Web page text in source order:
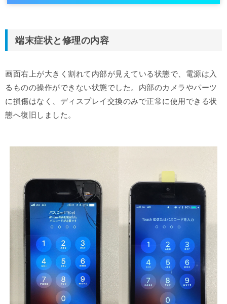
端末症状と修理の内容
画面右上が大きく割れて内部が見えている状態で、電源は入
るものの操作ができない状態でした。内部のカメラやパーツ
に損傷はなく、ディスプレイ交換のみで正常に使用できる状
態へ復旧しました。